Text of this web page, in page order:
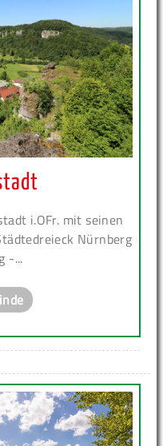
i.OFr. mit seinen
Nürnberg
-...